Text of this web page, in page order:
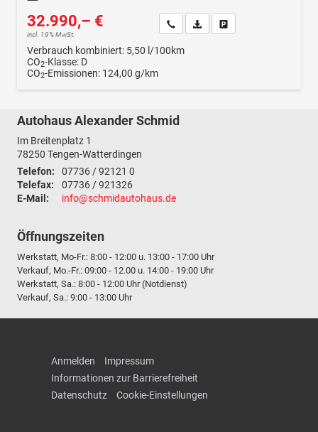
32.990,– €
incl. 19% MwSt.
Wir rufen Sie anFahrzeugexposé (PDF)
Verbrauch kombiniert: 5,50 l/100km
CO2-Klasse: D
CO2-Emissionen: 124,00 g/km
Autohaus Alexander Schmid
Im Breitenplatz 1
78250 Tengen-Watterdingen
Telefon:
07736 / 92121 0
Telefax:
07736 / 921326
E-Mail:
info@schmidautohaus.de
Öffnungszeiten
Werkstatt, Mo-Fr.: 8:00 - 12:00 u. 13:00 - 17:00 Uhr
Verkauf, Mo.-Fr.: 09:00 - 12.00 u. 14:00 - 19:00 Uhr
Werkstatt, Sa.: 8:00 - 12:00 Uhr (Notdienst)
Verkauf, Sa.: 9:00 - 13:00 Uhr
Anmelden
Impressum
Informationen zur Barrierefreiheit
Datenschutz
Cookie-Einstellungen